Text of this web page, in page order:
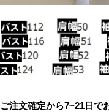
ご注文確定から7~21日で